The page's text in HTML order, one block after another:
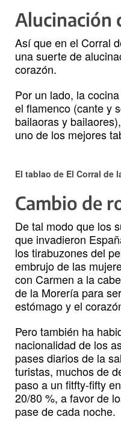
Alucinación
Así que en el Corral
una suerte de
corazón.
Por un lado, la
el flamenco (cante y
bailaoras y
uno de los mejores
El tablao de El Corral de
Cambio de
De tal modo que los
que invadieron
los tirabuzones del
embrujo de las
con Carmen a la
de la Morería para
estómago y el
Pero también ha
nacionalidad de los
pases diarios de la
turistas, muchos de
paso a un fitfty-fifty
20/80 %, a favor de
pase de cada noche.